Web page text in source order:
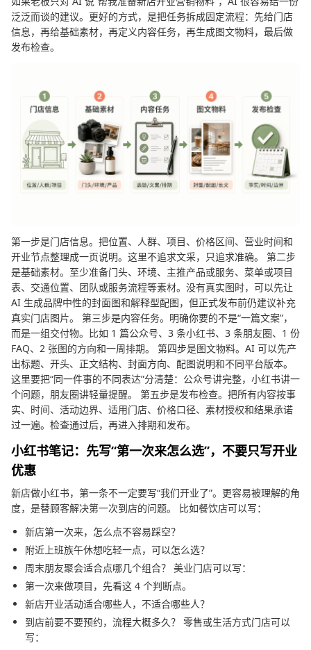
泛泛而谈的建议。更好的方式，是把任务拆成固定流程：先给门店
信息，再给基础素材，再定义内容任务，再生成图文物料，最后做
发布检查。
第一步是门店信息。把位置、人群、项目、价格区间、营业时间和
开业节点整理成一页说明。这里不追求文采，只追求准确。 第二步
是基础素材。至少准备门头、环境、主推产品或服务、菜单或项目
表、交通位置、团队或服务流程等素材。没有真实图时，可以先让
AI 生成品牌中性的封面图和解释型配图，但正式发布前仍建议补充
真实门店图片。 第三步是内容任务。明确你要的不是“一篇文案”，
而是一组交付物。比如 1 篇公众号、3 条小红书、3 条朋友圈、1 份
FAQ、2 张图的方向和一周排期。 第四步是图文物料。AI 可以先产
出标题、开头、正文结构、封面方向、配图说明和不同平台版本。
这里要把“同一件事的不同表达”分清楚：公众号讲完整，小红书讲一
个问题，朋友圈讲轻量提醒。 第五步是发布检查。把所有内容按事
实、时间、活动边界、适用门店、价格口径、素材授权和结果承诺
过一遍。检查通过后，再进入排期和发布。
小红书笔记：先写“第一次来怎么选”，不要只写开业
优惠
新店做小红书，第一条不一定要写“我们开业了”。更容易被理解的角
度，是替顾客解决第一次到店的问题。 比如餐饮店可以写：
新店第一次来，怎么点不容易踩空？
附近上班族午休想吃轻一点，可以怎么选？
周末朋友聚会适合点哪几个组合？ 美业门店可以写：
第一次来做项目，先看这 4 个判断点。
新店开业活动适合哪些人，不适合哪些人？
到店前要不要预约，流程大概多久？ 零售或生活方式门店可以
写：